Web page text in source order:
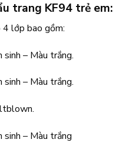
trang KF94 trẻ em:
lớp bao gồm:
– Màu trắng.
– Màu trắng.
sinh – Màu trắng